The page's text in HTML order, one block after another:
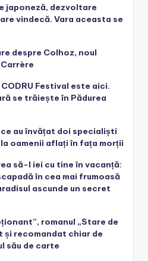
japoneză, dezvoltare
vindecă. Vara aceasta se
despre Colhoz, noul
Carrère
Festival este aici.
se trăiește în Pădurea
au învățat doi specialiști
oamenii aflați în fața morții
să-l iei cu tine în vacanță:
în cea mai frumoasă
ascunde un secret
romanul „Stare de
recomandat chiar de
său de carte